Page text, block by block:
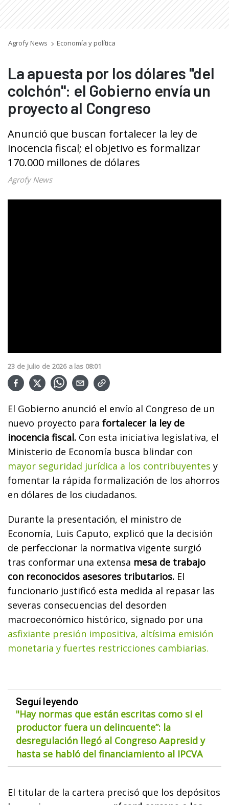
Agrofy News Economía y política
La apuesta por los dólares "del
colchón": el Gobierno envía un
proyecto al Congreso
Anunció que buscan fortalecer la ley de
inocencia fiscal; el objetivo es formalizar
170.000 millones de dólares
Agrofy News
23 de Julio de 2026 a las 08:01
El Gobierno anunció el envío al Congreso de un
nuevo proyecto para fortalecer la ley de
inocencia fiscal. Con esta iniciativa legislativa, el
Ministerio de Economía busca blindar con
mayor seguridad jurídica a los contribuyentes y
fomentar la rápida formalización de los ahorros
en dólares de los ciudadanos.
Durante la presentación, el ministro de
Economía, Luis Caputo, explicó que la decisión
de perfeccionar la normativa vigente surgió
tras conformar una extensa mesa de trabajo
con reconocidos asesores tributarios. El
funcionario justificó esta medida al repasar las
severas consecuencias del desorden
macroeconómico histórico, signado por una
asfixiante presión impositiva, altísima emisión
monetaria y fuertes restricciones cambiarias.
Seguí leyendo
"Hay normas que están escritas como si el
productor fuera un delincuente”: la
desregulación llegó al Congreso Aapresid y
hasta se habló del financiamiento al IPCVA
El titular de la cartera precisó que los depósitos